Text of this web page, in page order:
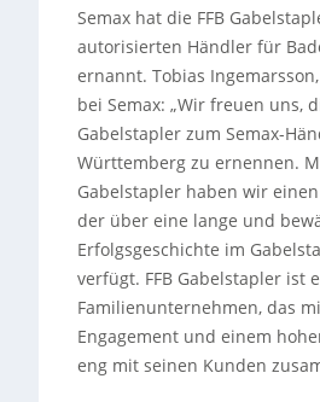
Semax hat die FFB
autorisierten Händler für
ernannt. Tobias
bei Semax: „Wir freuen uns,
Gabelstapler zum Semax-
Württemberg zu ernennen.
Gabelstapler haben wir
der über eine lange und
Erfolgsgeschichte im
verfügt. FFB Gabelstapler ist
Familienunternehmen, das
Engagement und einem
eng mit seinen Kunden